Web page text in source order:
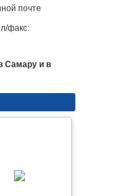
почте
факс:
Самару и в